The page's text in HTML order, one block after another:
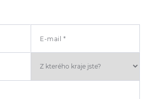
E-mail *